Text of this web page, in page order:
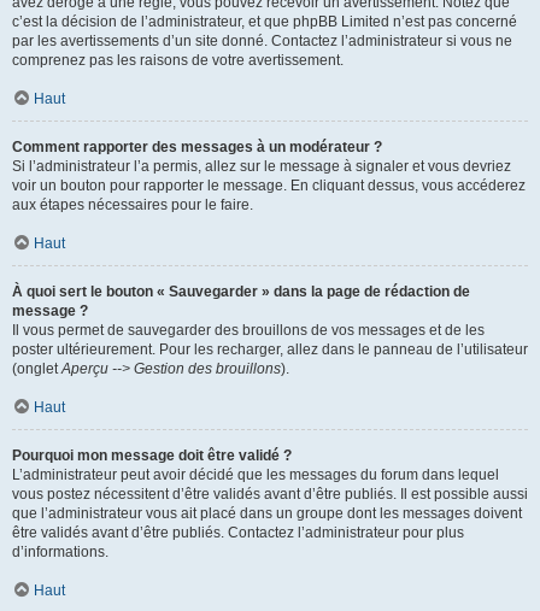
c’est la décision de l’administrateur, et que phpBB Limited n’est pas concerné
par les avertissements d’un site donné. Contactez l’administrateur si vous ne
comprenez pas les raisons de votre avertissement.
Haut
Comment rapporter des messages à un modérateur ?
Si l’administrateur l’a permis, allez sur le message à signaler et vous devriez
voir un bouton pour rapporter le message. En cliquant dessus, vous accéderez
aux étapes nécessaires pour le faire.
Haut
À quoi sert le bouton « Sauvegarder » dans la page de rédaction de
message ?
Il vous permet de sauvegarder des brouillons de vos messages et de les
poster ultérieurement. Pour les recharger, allez dans le panneau de l’utilisateur
(ongletAperçu --> Gestion des brouillons).
Haut
Pourquoi mon message doit être validé ?
L’administrateur peut avoir décidé que les messages du forum dans lequel
vous postez nécessitent d’être validés avant d’être publiés. Il est possible aussi
que l’administrateur vous ait placé dans un groupe dont les messages doivent
être validés avant d’être publiés. Contactez l’administrateur pour plus
d’informations.
Haut